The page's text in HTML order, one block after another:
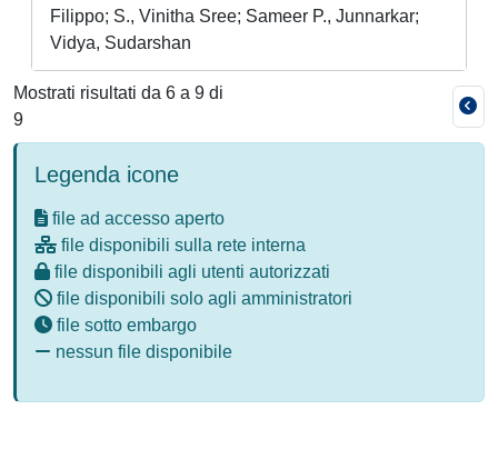
Filippo; S., Vinitha Sree; Sameer P., Junnarkar;
Vidya, Sudarshan
Mostrati risultati da 6 a 9 di
9
Legenda icone
file ad accesso aperto
file disponibili sulla rete interna
file disponibili agli utenti autorizzati
file disponibili solo agli amministratori
file sotto embargo
nessun file disponibile